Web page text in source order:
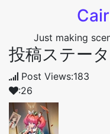
Just making
投稿ステー
Post Views:183
:26